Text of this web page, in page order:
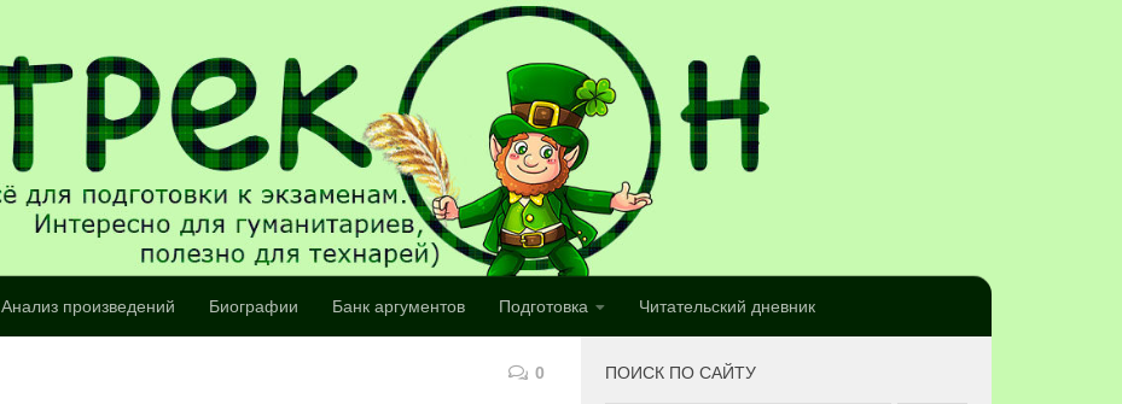
Анализ произведений Биографии Банк аргументов Подготовка Читательский дневник
0 ПОИСК ПО САЙТУ